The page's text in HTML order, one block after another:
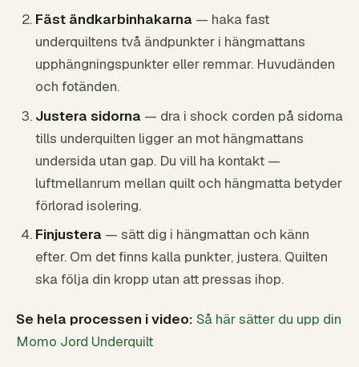
Fäst ändkarbinhakarna — haka fast
underquiltens två ändpunkter i hängmattans
upphängningspunkter eller remmar. Huvudänden
och fotänden.
Justera sidorna — dra i shock corden på sidorna
tills underquilten ligger an mot hängmattans
undersida utan gap. Du vill ha kontakt —
luftmellanrum mellan quilt och hängmatta betyder
förlorad isolering.
Finjustera — sätt dig i hängmattan och känn
efter. Om det finns kalla punkter, justera. Quilten
ska följa din kropp utan att pressas ihop.
Se hela processen i video: Så här sätter du upp din
Momo Jord Underquilt